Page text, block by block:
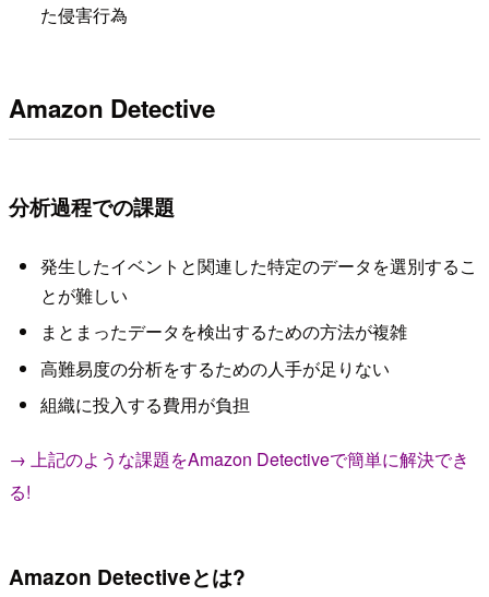
た侵害行為
Amazon Detective
分析過程での課題
発生したイベントと関連した特定のデータを選別するこ
とが難しい
まとまったデータを検出するための方法が複雑
高難易度の分析をするための人手が足りない
組織に投入する費用が負担
→ 上記のような課題をAmazon Detectiveで簡単に解決でき
る!
Amazon Detectiveとは?